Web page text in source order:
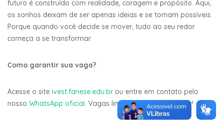
futuro é construído com realidade, coragem e propósito. Aqui,
os sonhos deixam de ser apenas ideias e se tornam possíveis.
Porque quando você decide se mover, tudo ao seu redor
começa a se transformar.
Como garantir sua vaga?
Acesse o site ivest.fanese.edu.brou entre em contato pelo
nosso WhatsApp oficial. Vagas limitadas, garanta a sua!